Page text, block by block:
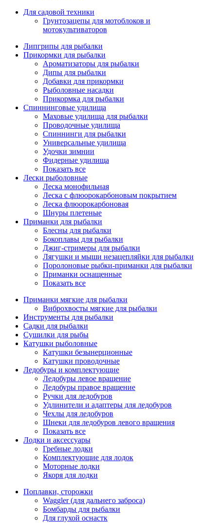
Для садовой техники
Грунтозацепы для мотоблоков и
мотокультиваторов
Липгрипы для рыбалки
Прикормки для рыбалки
Ароматизаторы для рыбалки
Дипы для рыбалки
Добавки для прикормки
Рыболовные насадки
Прикормка для рыбалки
Спиннинговые удилища
Маховые удилища для рыбалки
Проводочные удилища
Спиннинги для рыбалки
Универсальные удилища
Удочки зимнии
Фидерные удилища
Показать все
Лески рыболовные
Леска монофильная
Леска с флюорокарбоновым покрытием
Леска флюорокарбоновая
Шнуры плетеные
Приманки для рыбалки
Блесны для рыбалки
Бокоплавы для рыбалки
Джиг-стримеры для рыбалки
Лягушки и мыши незацепляйки для рыбалки
Поролоновые рыбки-приманки для рыбалки
Приманки оснащенные
Показать все
Приманки мягкие для рыбалки
Виброхвосты мягкие для рыбалки
Инструменты для рыбалки
Садки для рыбалки
Сушилки для рыбы
Катушки рыболовные
Катушки безынерционные
Катушки проводочные
Ледобуры и комплектующие
Ледобуры левое вращение
Ледобуры правое вращение
Ручки для ледобуров
Удлинители и адаптеры для ледобуров
Чехлы для ледобуров
Шнеки для ледобуров левого вращения
Показать все
Лодки и аксессуары
Гребные лодки
Комплектующие для лодок
Моторные лодки
Якоря для лодки
Поплавки, сторожки
Waggler (для дальнего заброса)
Бомбарды для рыбалки
Для глухой оснастк